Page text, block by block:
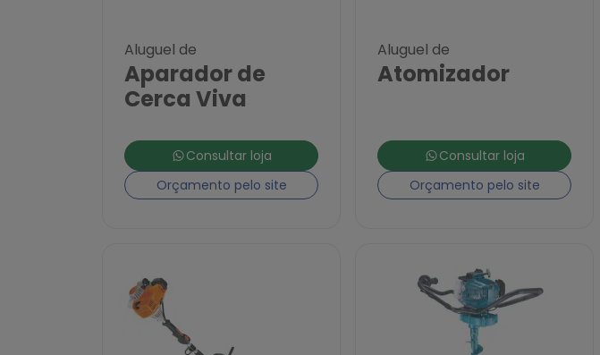
Aluguel de
Aparador de
Cerca Viva
Consultar loja
Orçamento pelo site
Aluguel de
Atomizador
Consultar loja
Orçamento pelo site